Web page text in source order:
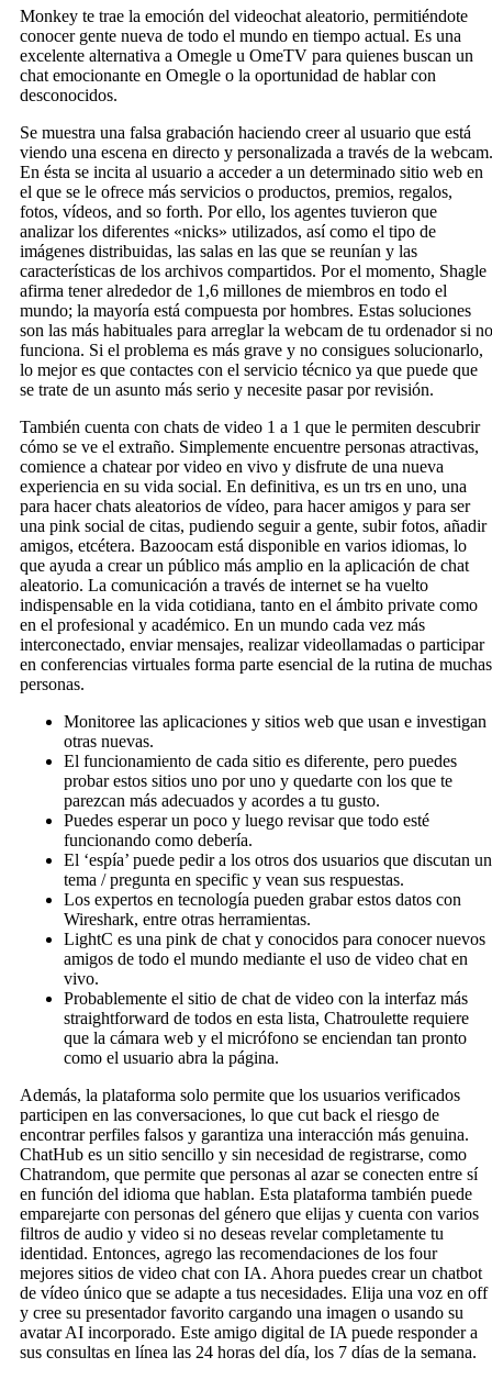
Monkey te trae la emoción del videochat aleatorio, permitiéndote
conocer gente nueva de todo el mundo en tiempo actual. Es una
excelente alternativa a Omegle u OmeTV para quienes buscan un
chat emocionante en Omegle o la oportunidad de hablar con
desconocidos.
Se muestra una falsa grabación haciendo creer al usuario que está
viendo una escena en directo y personalizada a través de la webcam.
En ésta se incita al usuario a acceder a un determinado sitio web en
el que se le ofrece más servicios o productos, premios, regalos,
fotos, vídeos, and so forth. Por ello, los agentes tuvieron que
analizar los diferentes «nicks» utilizados, así como el tipo de
imágenes distribuidas, las salas en las que se reunían y las
características de los archivos compartidos. Por el momento, Shagle
afirma tener alrededor de 1,6 millones de miembros en todo el
mundo; la mayoría está compuesta por hombres. Estas soluciones
son las más habituales para arreglar la webcam de tu ordenador si no
funciona. Si el problema es más grave y no consigues solucionarlo,
lo mejor es que contactes con el servicio técnico ya que puede que
se trate de un asunto más serio y necesite pasar por revisión.
También cuenta con chats de video 1 a 1 que le permiten descubrir
cómo se ve el extraño. Simplemente encuentre personas atractivas,
comience a chatear por video en vivo y disfrute de una nueva
experiencia en su vida social. En definitiva, es un trs en uno, una
para hacer chats aleatorios de vídeo, para hacer amigos y para ser
una pink social de citas, pudiendo seguir a gente, subir fotos, añadir
amigos, etcétera. Bazoocam está disponible en varios idiomas, lo
que ayuda a crear un público más amplio en la aplicación de chat
aleatorio. La comunicación a través de internet se ha vuelto
indispensable en la vida cotidiana, tanto en el ámbito private como
en el profesional y académico. En un mundo cada vez más
interconectado, enviar mensajes, realizar videollamadas o participar
en conferencias virtuales forma parte esencial de la rutina de muchas
personas.
Monitoree las aplicaciones y sitios web que usan e investigan
otras nuevas.
El funcionamiento de cada sitio es diferente, pero puedes
probar estos sitios uno por uno y quedarte con los que te
parezcan más adecuados y acordes a tu gusto.
Puedes esperar un poco y luego revisar que todo esté
funcionando como debería.
El ‘espía’ puede pedir a los otros dos usuarios que discutan un
tema / pregunta en specific y vean sus respuestas.
Los expertos en tecnología pueden grabar estos datos con
Wireshark, entre otras herramientas.
LightC es una pink de chat y conocidos para conocer nuevos
amigos de todo el mundo mediante el uso de video chat en
vivo.
Probablemente el sitio de chat de video con la interfaz más
straightforward de todos en esta lista, Chatroulette requiere
que la cámara web y el micrófono se enciendan tan pronto
como el usuario abra la página.
Además, la plataforma solo permite que los usuarios verificados
participen en las conversaciones, lo que cut back el riesgo de
encontrar perfiles falsos y garantiza una interacción más genuina.
ChatHub es un sitio sencillo y sin necesidad de registrarse, como
Chatrandom, que permite que personas al azar se conecten entre sí
en función del idioma que hablan. Esta plataforma también puede
emparejarte con personas del género que elijas y cuenta con varios
filtros de audio y video si no deseas revelar completamente tu
identidad. Entonces, agrego las recomendaciones de los four
mejores sitios de video chat con IA. Ahora puedes crear un chatbot
de vídeo único que se adapte a tus necesidades. Elija una voz en off
y cree su presentador favorito cargando una imagen o usando su
avatar AI incorporado. Este amigo digital de IA puede responder a
sus consultas en línea las 24 horas del día, los 7 días de la semana.